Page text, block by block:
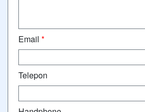
Email *
Telepon